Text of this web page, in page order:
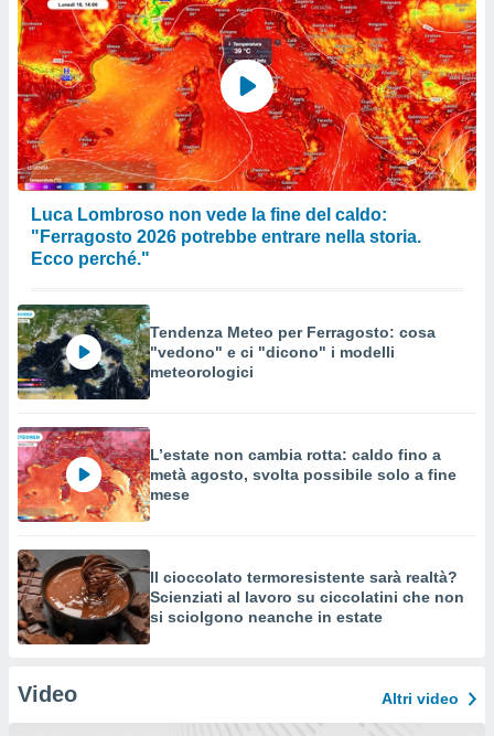
Luca Lombroso non vede la fine del caldo:
"Ferragosto 2026 potrebbe entrare nella storia.
Ecco perché."
Tendenza Meteo per Ferragosto: cosa
"vedono" e ci "dicono" i modelli
meteorologici
L’estate non cambia rotta: caldo fino a
metà agosto, svolta possibile solo a fine
mese
Il cioccolato termoresistente sarà realtà?
Scienziati al lavoro su ciccolatini che non
si sciolgono neanche in estate
Video Altri video